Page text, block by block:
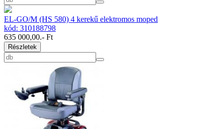
EL-GO/M (HS 580) 4 kerekű elektromos moped
kód: 310188798
635 000,00.- Ft
Részletek